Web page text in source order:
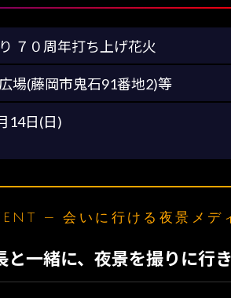
７０周年打ち上げ花火
場(藤岡市鬼石91番地2)等
14日(日)
— 会いに行ける夜景メデ
と一緒に、夜景を撮りに行